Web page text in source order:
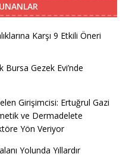
Karşı 9 Etkili Öneri
Bursa Gezek Evi’nde
Girişimcisi: Ertuğrul Gazi
ve Dermadelete
Yön Veriyor
Yolunda Yıllardır